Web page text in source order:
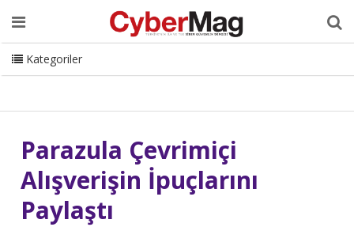
Ana Sayfa Hakkımızda Dergi Editörden
Danışmanlık
ISC Turkey Sizden Gelenler
İletişim
CyberMag Logo
Kategoriler
Parazula Çevrimiçi
Alışverişin İpuçlarını
Paylaştı